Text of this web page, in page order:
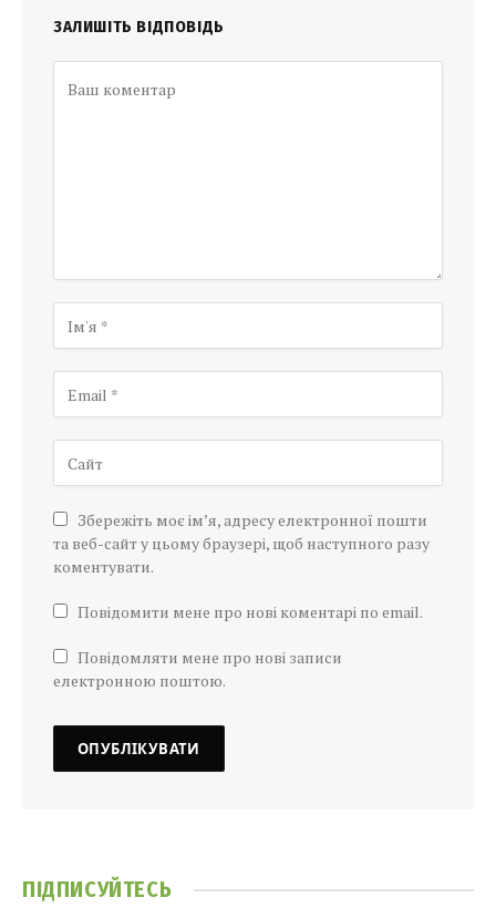
ЗАЛИШІТЬ ВІДПОВІДЬ
Збережіть моє ім’я, адресу електронної пошти
та веб-сайт у цьому браузері, щоб наступного разу
коментувати.
Повідомити мене про нові коментарі по email.
Повідомляти мене про нові записи
електронною поштою.
ПІДПИСУЙТЕСЬ